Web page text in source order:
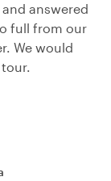
answered
full from our
We would